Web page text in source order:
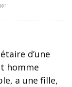
d’une
homme
a une fille,